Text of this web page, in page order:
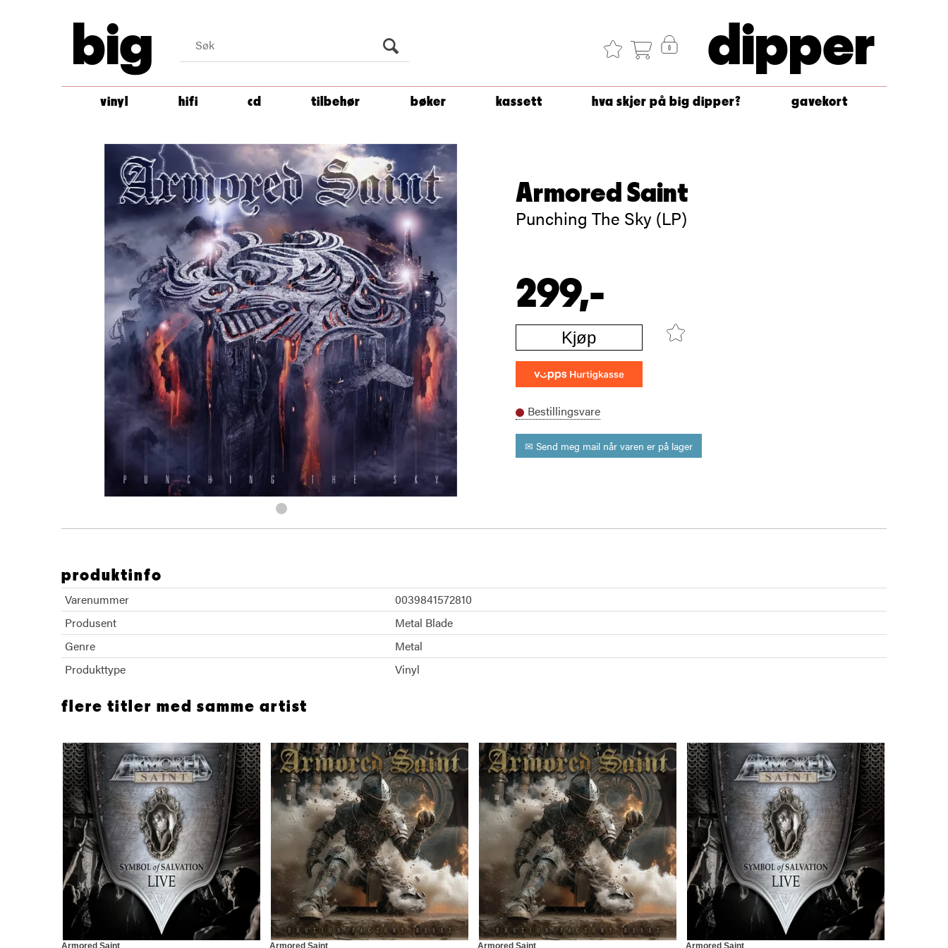
big dipper
vinyl hifi cd tilbehør bøker kassett hva skjer på big dipper? gavekort
Armored Saint
Punching The Sky (LP)
299,-
Kjøp
Bestillingsvare
✉ Send meg mail når varen er på lager
produktinfo
Varenummer
0039841572810
Produsent
Metal Blade
Genre
Metal
Produkttype
Vinyl
flere titler med samme artist
Armored Saint Armored Saint Armored Saint Armored Saint